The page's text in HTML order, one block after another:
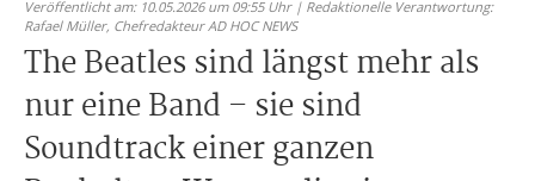
Veröffentlicht am: 10.05.2026 um 09:55 Uhr | Redaktionelle Verantwortung:
Rafael Müller, Chefredakteur AD HOC NEWS
The Beatles sind längst mehr als
nur eine Band – sie sind
Soundtrack einer ganzen